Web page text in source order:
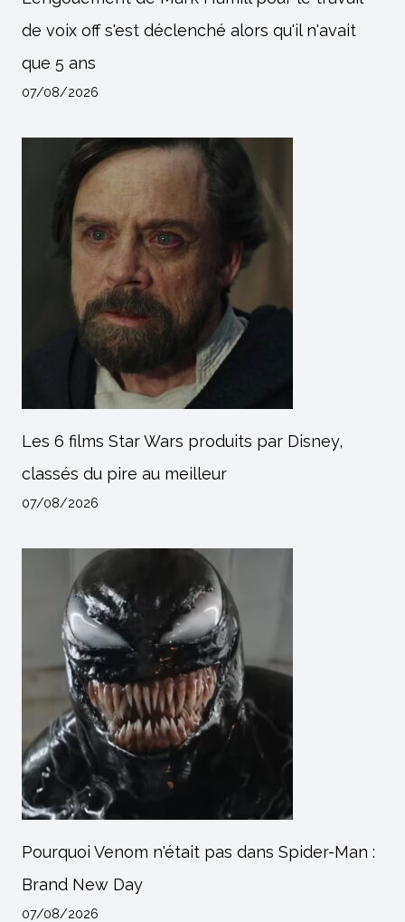
de voix off s'est déclenché alors qu'il n'avait
que 5 ans
07/08/2026
Les 6 films Star Wars produits par Disney,
classés du pire au meilleur
07/08/2026
Pourquoi Venom n'était pas dans Spider-Man :
Brand New Day
07/08/2026